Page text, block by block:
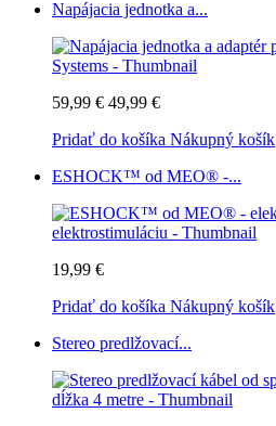
Napájacia jednotka a...
59,99 € 49,99 €
Pridať do košíka Nákupný košík
ESHOCK™ od MEO® -...
19,99 €
Pridať do košíka Nákupný košík
Stereo predlžovací...